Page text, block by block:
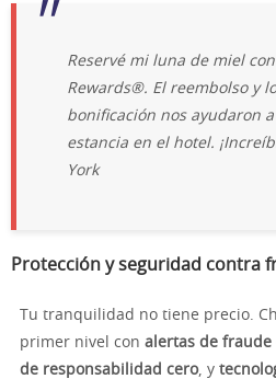
Reservé mi luna de miel
Rewards®. El reembolso y
bonificación nos ayudaron
estancia en el hotel.
York
Protección y seguridad contra
Tu tranquilidad no tiene precio.
primer nivel con alertas de fraude
de responsabilidad cero, y